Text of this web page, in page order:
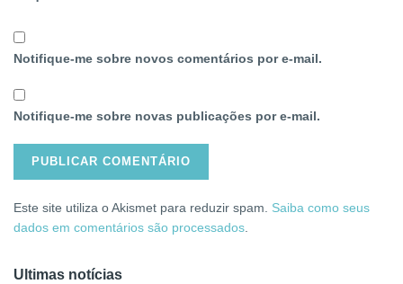
Notifique-me sobre novos comentários por e-mail.
Notifique-me sobre novas publicações por e-mail.
Este site utiliza o Akismet para reduzir spam. Saiba como seus
dados em comentários são processados
Ultimas notícias